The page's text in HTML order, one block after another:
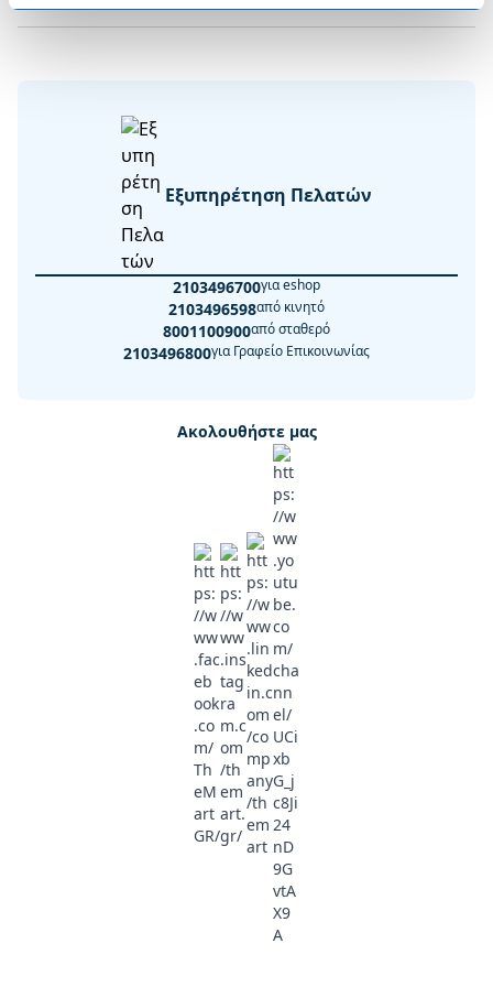
Εξυπηρέτηση Πελατών
2103496700για eshop
2103496598από κινητό
8001100900από σταθερό
2103496800για Γραφείο Επικοινωνίας
Ακολουθήστε μας